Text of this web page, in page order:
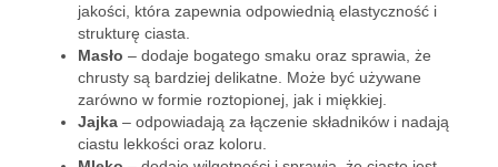
jakości, która zapewnia odpowiednią elastyczność i
strukturę ciasta.
Masło – dodaje bogatego smaku oraz sprawia, że
chrusty są bardziej delikatne. Może być używane
zarówno w formie roztopionej, jak i miękkiej.
Jajka – odpowiadają za łączenie składników i nadają
ciastu lekkości oraz koloru.